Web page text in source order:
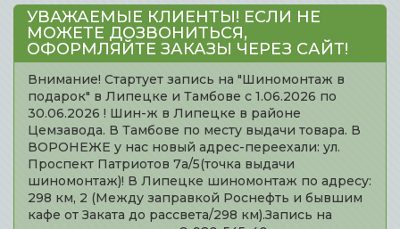
УВАЖАЕМЫЕ КЛИЕНТЫ! ЕСЛИ НЕ
МОЖЕТЕ ДОЗВОНИТЬСЯ,
ОФОРМЛЯЙТЕ ЗАКАЗЫ ЧЕРЕЗ САЙТ!
Внимание! Стартует запись на "Шиномонтаж в
подарок" в Липецке и Тамбове с 1.06.2026 по
30.06.2026 ! Шин-ж в Липецке в районе
Цемзавода. В Тамбове по месту выдачи товара. В
ВОРОНЕЖЕ у нас новый адрес-переехали: ул.
Проспект Патриотов 7а/5(точка выдачи
шиномонтаж)! В Липецке шиномонтаж по адресу:
298 км, 2 (Между заправкой Роснефть и бывшим
кафе от Заката до рассвета/298 км).Запись на